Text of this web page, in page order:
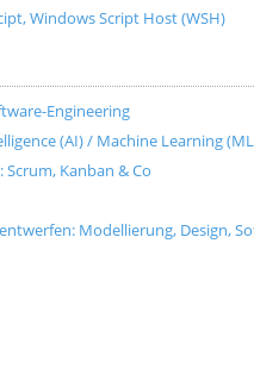
Windows Script Host (WSH)
Engineering
(AI) / Machine Learning
Kanban & Co
Modellierung, Design,